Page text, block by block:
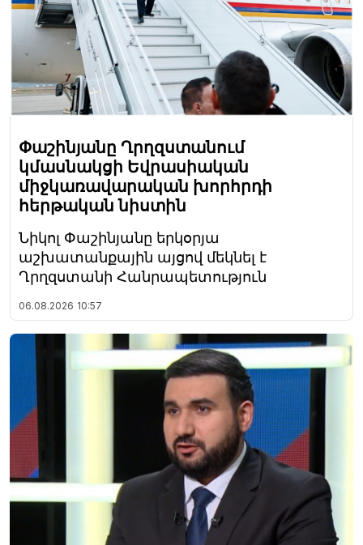
Փաշինյանը Ղրղզստանում
կմասնակցի Եվրասիական
միջկառավարական խորհրդի
հերթական նիստին
Նիկոլ Փաշինյանը երկօրյա
աշխատանքային այցով մեկնել է
Ղրղզստանի Հանրապետություն
06.08.2026 10:57